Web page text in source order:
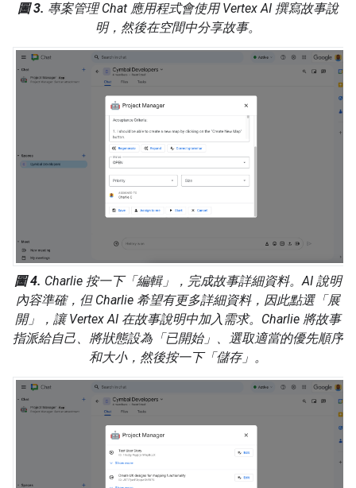
圖 3. 專案管理 Chat 應用程式會使用 Vertex AI 撰寫故事說
明，然後在空間中分享故事。
圖 4. Charlie 按一下「編輯」
，完成故事詳細資料。AI 說明
內容準確，但 Charlie 希望有更多詳細資料，因此點選「展
開」
，讓 Vertex AI 在故事說明中加入需求。Charlie 將故事
指派給自己、將狀態設為「已開始」、選取適當的優先順序
和大小，然後按一下「儲存」 。